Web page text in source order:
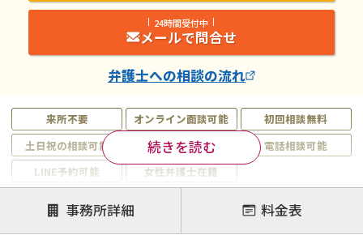
来所不要 オンライン面談可能
初回相談無料
土日祝の相談可能
19時以降電話可能
電話相談可能
LINE予約可能
女性弁護士在籍
注力案件
離婚前相談
離婚調停
離婚裁判
続きを読む
24時間受付中
メールで問合せ
弁護士への相談の流れ
事務所詳細 料金表